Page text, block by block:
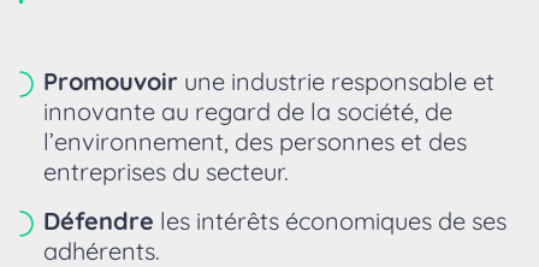
Promouvoir une industrie responsable et
innovante au regard de la société, de
l’environnement, des personnes et des
entreprises du secteur.
Défendre les intérêts économiques de ses
adhérents.